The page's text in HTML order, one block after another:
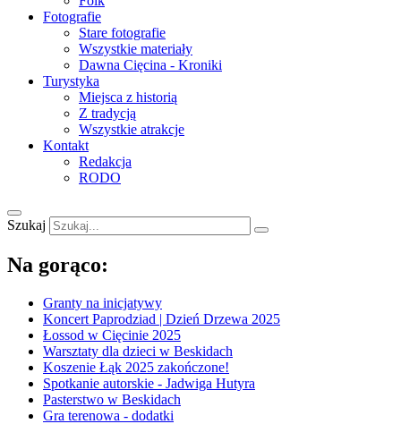
Fotografie
Stare fotografie
Wszystkie materiały
Dawna Cięcina - Kroniki
Turystyka
Miejsca z historią
Z tradycją
Wszystkie atrakcje
Kontakt
Redakcja
RODO
Szukaj
Na gorąco:
Granty na inicjatywy
Koncert Paprodziad | Dzień Drzewa 2025
Łossod w Cięcinie 2025
Warsztaty dla dzieci w Beskidach
Koszenie Łąk 2025 zakończone!
Spotkanie autorskie - Jadwiga Hutyra
Pasterstwo w Beskidach
Gra terenowa - dodatki